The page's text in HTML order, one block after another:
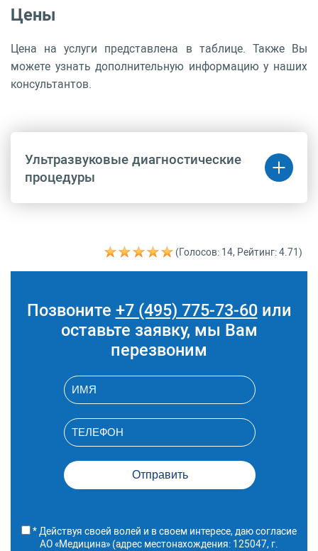
Цены
Цена на услуги представлена в таблице. Также Вы
можете узнать дополнительную информацию у наших
консультантов.
Ультразвуковые диагностические
процедуры
Ультразвуковое
исследование матки и
A04.20.001.001
Ультразвуковое
придатков
трансвагинальное
11 110 руб.
исследование матки и
(Голосов: 14, Рейтинг: 4.71)
Позвоните +7 (495) 775-73-60или
оставьте заявку, мы Вам
перезвоним
* Действуя своей волей и в своем интересе, даю согласие
АО «Медицина» (адрес местонахождения: 125047, г.